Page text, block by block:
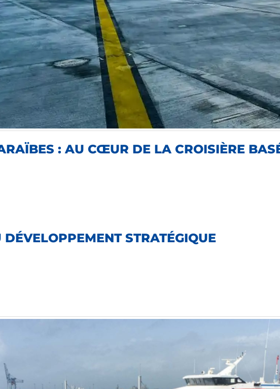
: AU CŒUR DE LA CROISIÈRE
STRATÉGIQUE